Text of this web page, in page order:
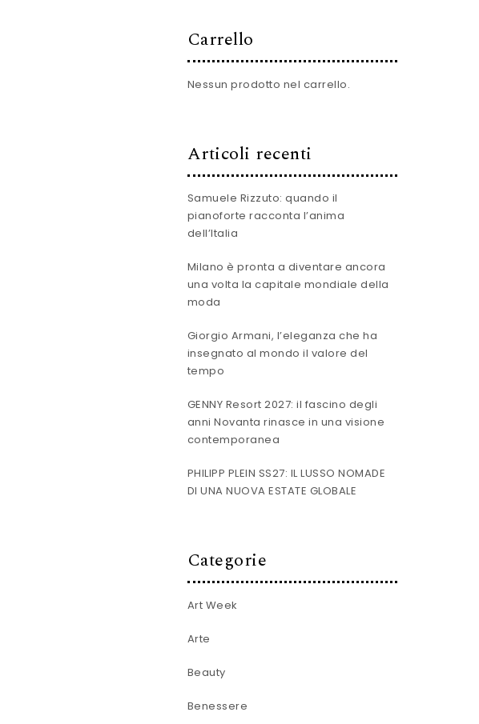
Carrello
Nessun prodotto nel carrello.
Articoli recenti
Samuele Rizzuto: quando il
pianoforte racconta l’anima
dell’Italia
Milano è pronta a diventare ancora
una volta la capitale mondiale della
moda
Giorgio Armani, l’eleganza che ha
insegnato al mondo il valore del
tempo
GENNY Resort 2027: il fascino degli
anni Novanta rinasce in una visione
contemporanea
PHILIPP PLEIN SS27: IL LUSSO NOMADE
DI UNA NUOVA ESTATE GLOBALE
Categorie
Art Week
Arte
Beauty
Benessere